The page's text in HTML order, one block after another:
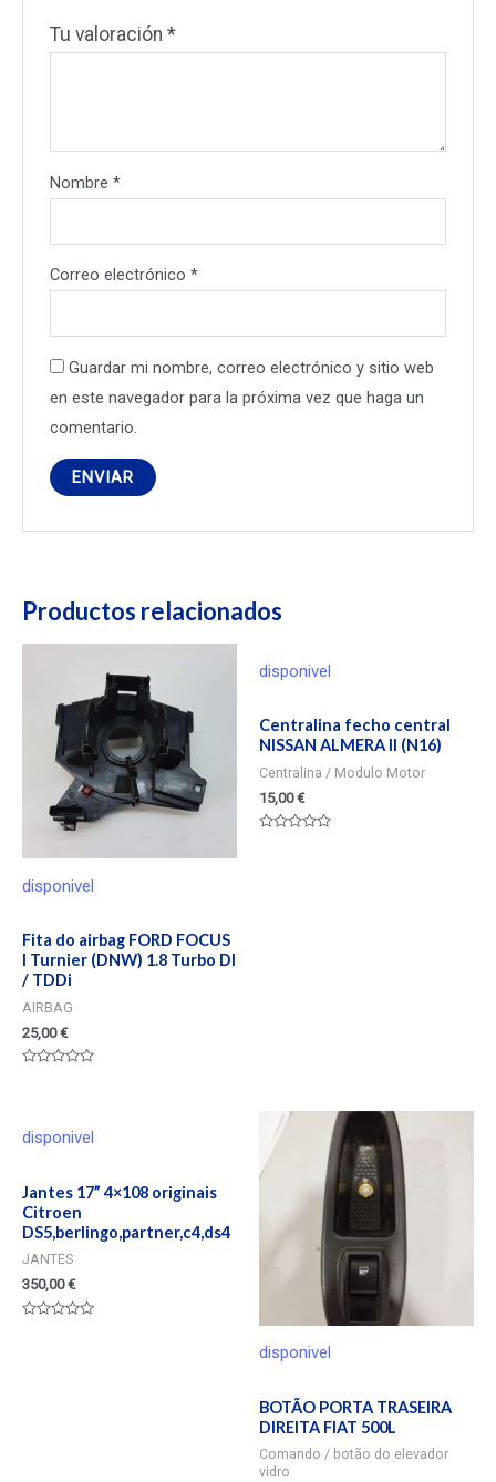
Tu valoración*
Nombre*
Correo electrónico*
Guardar mi nombre, correo electrónico y sitio web
en este navegador para la próxima vez que haga un
comentario.
Productos relacionados
disponivel
Fita do airbag FORD FOCUS
I Turnier (DNW) 1.8 Turbo DI
/ TDDi
AIRBAG
25,00€
5
disponivel
Centralina fecho central
NISSAN ALMERA II (N16)
Centralina / Modulo Motor
15,00€
disponivel
Jantes 17” 4×108 originais
Citroen
DS5,berlingo,partner,c4,ds4
JANTES
350,00€
disponivel
BOTÃO PORTA TRASEIRA
DIREITA FIAT 500L
Comando / botão do elevador
vidro